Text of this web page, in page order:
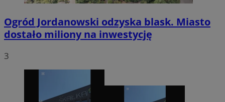
Ogród Jordanowski odzyska blask. Miasto
dostało miliony na inwestycję
3